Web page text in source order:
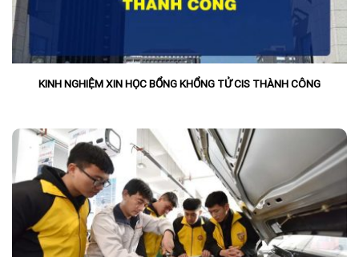
KINH NGHIỆM XIN HỌC BỔNG KHỔNG TỬ CIS THÀNH CÔNG